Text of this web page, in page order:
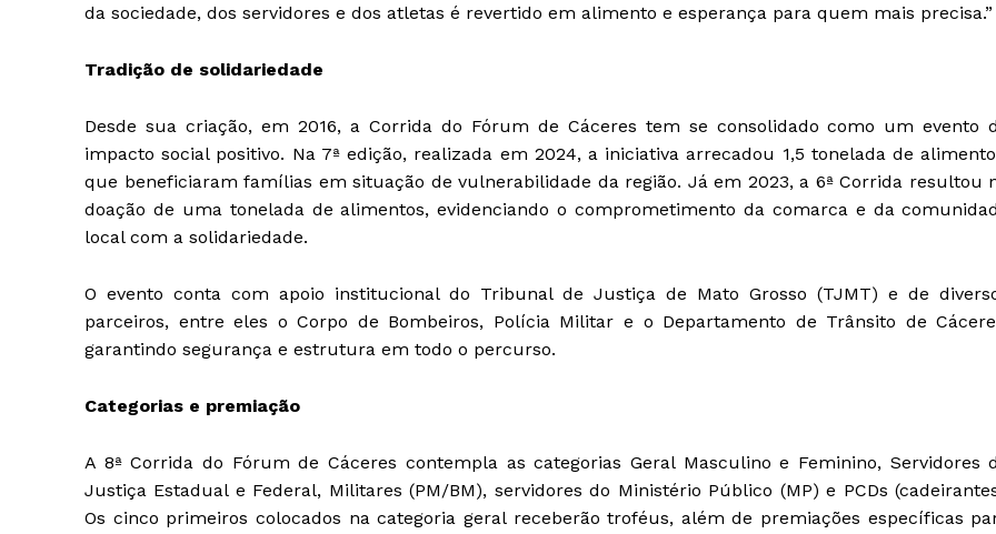
da sociedade, dos servidores e dos atletas é revertido em alimento e esperança para quem mais precisa.”
Tradição de solidariedade
Desde sua criação, em 2016, a Corrida do Fórum de Cáceres tem se consolidado como um evento
impacto social positivo. Na 7ª edição, realizada em 2024, a iniciativa arrecadou 1,5 tonelada de
que beneficiaram famílias em situação de vulnerabilidade da região. Já em 2023, a 6ª Corrida resultou
doação de uma tonelada de alimentos, evidenciando o comprometimento da comarca e da
local com a solidariedade.
O evento conta com apoio institucional do Tribunal de Justiça de Mato Grosso (TJMT) e de
parceiros, entre eles o Corpo de Bombeiros, Polícia Militar e o Departamento de Trânsito de
garantindo segurança e estrutura em todo o percurso.
Categorias e premiação
A 8ª Corrida do Fórum de Cáceres contempla as categorias Geral Masculino e Feminino, Servidores
Justiça Estadual e Federal, Militares (PM/BM), servidores do Ministério Público (MP) e PCDs
Os cinco primeiros colocados na categoria geral receberão troféus, além de premiações específicas